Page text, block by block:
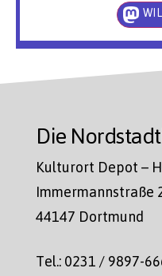
Die
Kulturort Depot –
Immermannstraße
44147 Dortmund
Tel.: 0231 / 9897-